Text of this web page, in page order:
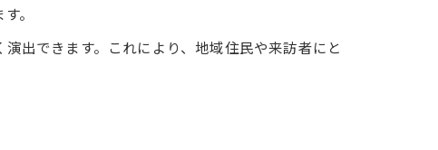
。
出できます。これにより、地域住民や来訪者にと